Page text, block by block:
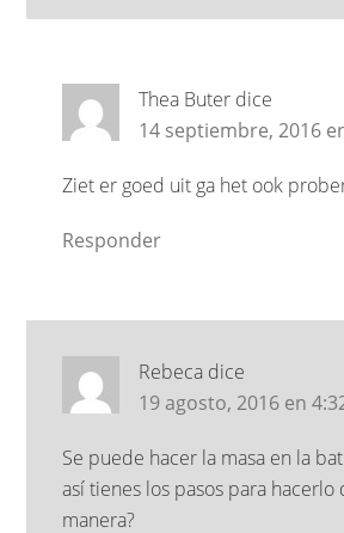
Thea Buter dice
14 septiembre, 2016
Ziet er goed uit ga het ook
Responder
Rebeca dice
19 agosto, 2016 en
Se puede hacer la masa en la
así tienes los pasos para hacerlo
manera?